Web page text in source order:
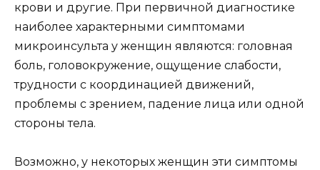
крови и другие. При первичной диагностике
наиболее характерными симптомами
микроинсульта у женщин являются: головная
боль, головокружение, ощущение слабости,
трудности с координацией движений,
проблемы с зрением, падение лица или одной
стороны тела.
Возможно, у некоторых женщин эти симптомы